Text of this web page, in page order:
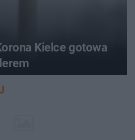
Kielce gotowa